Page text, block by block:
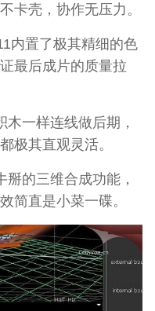
卡壳，协作无压力。
置了极其精细的色
最后成片的质量拉
一样连线做后期，
极其直观灵活。
的三维合成功能，
简直是小菜一碟。